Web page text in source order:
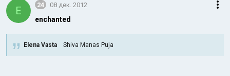
E 24 08 дек. 2012
enchanted
Elena Vasta Shiva Manas Puja